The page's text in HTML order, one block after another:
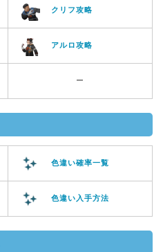
クリフ攻略
アルロ攻略
ー
色違い確率一覧
色違い入手方法